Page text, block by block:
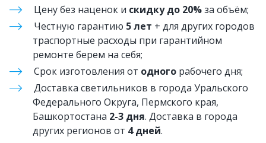
Цену без наценок и скидку до 20% за объём;
Честную гарантию 5 лет + для других городов
траспортные расходы при гарантийном
ремонте берем на себя;
Срок изготовления от одного рабочего дня;
Доставка светильников в города Уральского
Федерального Округа, Пермского края,
Башкортостана 2-3 дня. Доставка в города
других регионов от 4 дней.